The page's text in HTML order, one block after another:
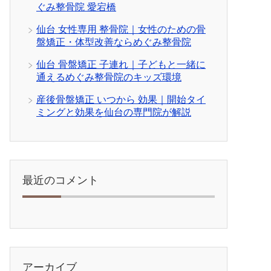
ぐみ整骨院 愛宕橋
仙台 女性専用 整骨院｜女性のための骨
盤矯正・体型改善ならめぐみ整骨院
仙台 骨盤矯正 子連れ｜子どもと一緒に
通えるめぐみ整骨院のキッズ環境
産後骨盤矯正 いつから 効果｜開始タイ
ミングと効果を仙台の専門院が解説
最近のコメント
アーカイブ